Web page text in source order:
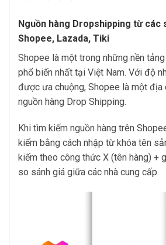
Nguồn hàng Dropshipping từ các
Shopee, Lazada, Tiki
Shopee là một trong những nền
phổ biến nhất tại Việt Nam. Với độ
được ưa chuộng, Shopee là một địa
nguồn hàng Drop Shipping.
Khi tìm kiếm nguồn hàng trên
kiếm bằng cách nhập từ khóa tên
kiếm theo công thức X (tên hàng) +
so sánh giá giữa các nhà cung cấp.